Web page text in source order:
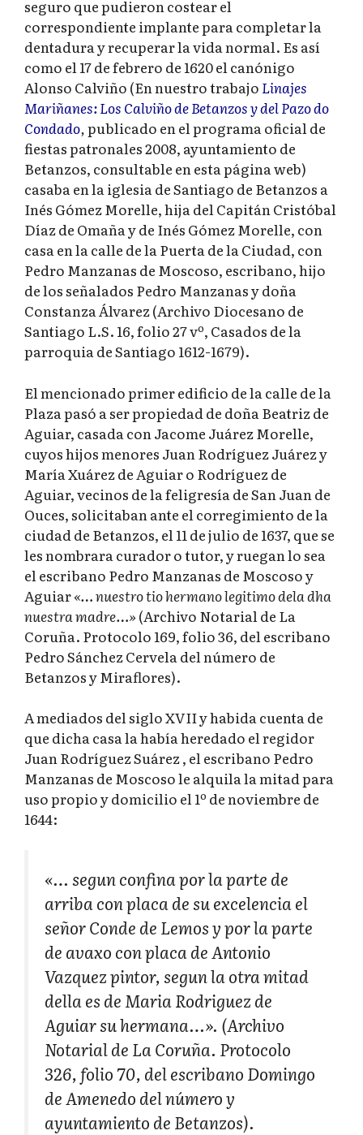
seguro que pudieron costear el
correspondiente implante para completar la
dentadura y recuperar la vida normal. Es así
como el 17 de febrero de 1620 el canónigo
Alonso Calviño (En nuestro trabajo Linajes
Mariñanes: Los Calviño de Betanzos y del Pazo do
Condado,publicado en el programa oficial de
fiestas patronales 2008, ayuntamiento de
Betanzos, consultable en esta página web)
casaba en la iglesia de Santiago de Betanzos a
Inés Gómez Morelle, hija del Capitán Cristóbal
Díaz de Omaña y de Inés Gómez Morelle, con
casa en la calle de la Puerta de la Ciudad, con
Pedro Manzanas de Moscoso, escribano, hijo
de los señalados Pedro Manzanas y doña
Constanza Álvarez (Archivo Diocesano de
Santiago L.S. 16, folio 27 vº, Casados de la
parroquia de Santiago 1612-1679).
El mencionado primer edificio de la calle de la
Plaza pasó a ser propiedad de doña Beatriz de
Aguiar, casada con Jacome Juárez Morelle,
cuyos hijos menores Juan Rodríguez Juárez y
María Xuárez de Aguiar o Rodríguez de
Aguiar, vecinos de la feligresía de San Juan de
Ouces, solicitaban ante el corregimiento de la
ciudad de Betanzos, el 11 de julio de 1637, que se
les nombrara curador o tutor, y ruegan lo sea
el escribano Pedro Manzanas de Moscoso y
Aguiar«… nuestro tio hermano legitimo dela dha
nuestra madre…»(Archivo Notarial de La
Coruña. Protocolo 169, folio 36, del escribano
Pedro Sánchez Cervela del número de
Betanzos y Miraflores).
A mediados del siglo XVII y habida cuenta de
que dicha casa la había heredado el regidor
Juan Rodríguez Suárez , el escribano Pedro
Manzanas de Moscoso le alquila la mitad para
uso propio y domicilio el 1º de noviembre de
1644:
«… segun confina por la parte de
arriba con placa de su excelencia el
señor Conde de Lemos y por la parte
de avaxo con placa de Antonio
Vazquez pintor, segun la otra mitad
della es de Maria Rodriguez de
Aguiar su hermana…». (Archivo
Notarial de La Coruña. Protocolo
326, folio 70, del escribano Domingo
de Amenedo del número y
ayuntamiento de Betanzos).